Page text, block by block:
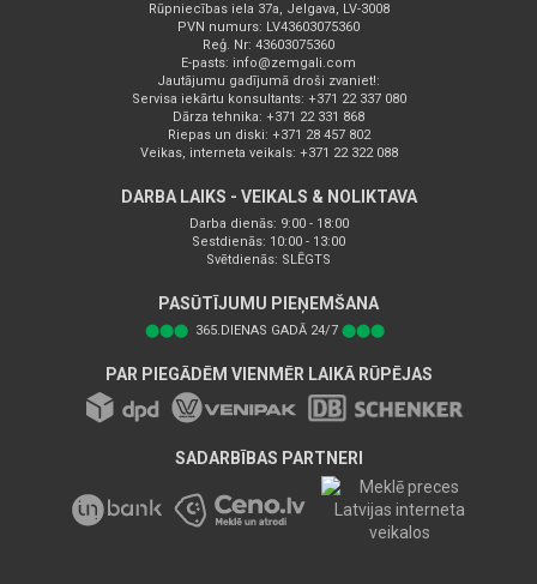
Rūpniecības iela 37a, Jelgava, LV-3008
PVN numurs: LV43603075360
Reģ. Nr: 43603075360
E-pasts: info@zemgali.com
Jautājumu gadījumā droši zvaniet!:
Servisa iekārtu konsultants: +371 22 337 080
Dārza tehnika: +371 22 331 868
Riepas un diski: +371 28 457 802
Veikas, interneta veikals: +371 22 322 088
DARBA LAIKS - VEIKALS & NOLIKTAVA
Darba dienās: 9:00 - 18:00
Sestdienās: 10:00 - 13:00
Svētdienās: SLĒGTS
PASŪTĪJUMU PIEŅEMŠANA
⬤⬤⬤ 365.DIENAS GADĀ 24/7 ⬤⬤⬤
PAR PIEGĀDĒM VIENMĒR LAIKĀ RŪPĒJAS
SADARBĪBAS PARTNERI